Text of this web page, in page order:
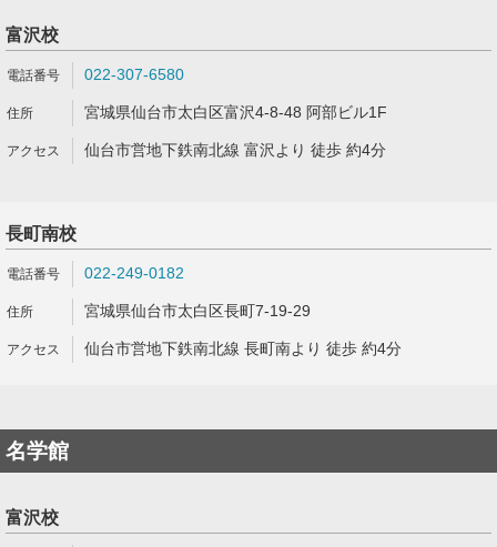
富沢校
022-307-6580
宮城県仙台市太白区富沢4-8-48 阿部ビル1F
仙台市営地下鉄南北線 富沢より 徒歩 約4分
長町南校
022-249-0182
宮城県仙台市太白区長町7-19-29
仙台市営地下鉄南北線 長町南より 徒歩 約4分
名学館
富沢校